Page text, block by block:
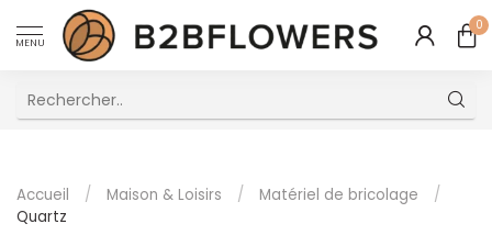
MENU
0
Accueil / Maison & Loisirs / Matériel de bricolage
/
Quartz